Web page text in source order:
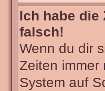
Ich habe
falsch!
Wenn du dir
Zeiten
System auf